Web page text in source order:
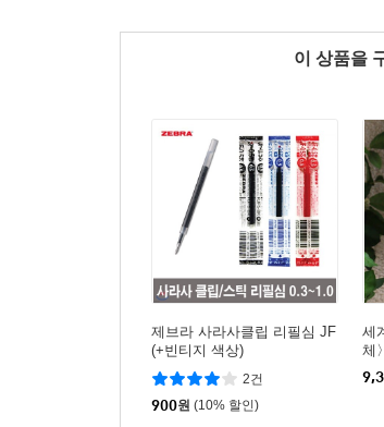
이 상품을
제브라 사라사클립 리필심 JF
(+빈티지 색상)
2건
900원 (10% 할인)
세
체
⑮)